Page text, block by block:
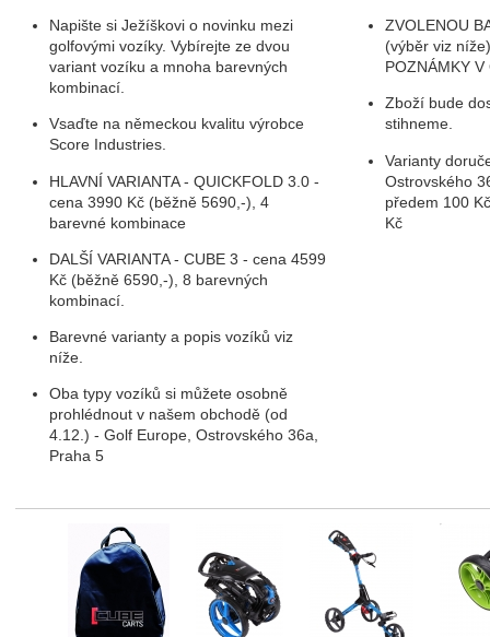
Napište si Ježíškovi o novinku mezi
golfovými vozíky. Vybírejte ze dvou
variant vozíku a mnoha barevných
kombinací.
Vsaďte na německou kvalitu výrobce
Score Industries.
HLAVNÍ VARIANTA - QUICKFOLD 3.0 -
cena 3990 Kč (běžně 5690,-), 4
barevné kombinace
DALŠÍ VARIANTA - CUBE 3 - cena 4599
Kč (běžně 6590,-), 8 barevných
kombinací.
Barevné varianty a popis vozíků viz
níže.
Oba typy vozíků si můžete osobně
prohlédnout v našem obchodě (od
4.12.) - Golf Europe, Ostrovského 36a,
Praha 5
ZVOLENOU
(výběr viz
POZNÁMKY V
Zboží bude
stihneme.
Varianty
Ostrovského
předem 100
Kč